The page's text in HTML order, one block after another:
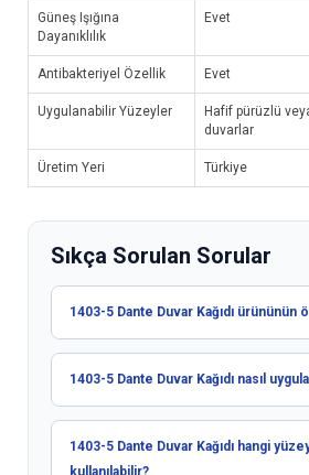
Güneş Işığına
Dayanıklılık
Evet
Antibakteriyel Özellik Evet
Uygulanabilir Yüzeyler
Hafif pürüzlü
duvarlar
Üretim Yeri Türkiye
Sıkça Sorulan Sorular
1403-5 Dante Duvar Kağıdı
1403-5 Dante Duvar Kağıdı nasıl
1403-5 Dante Duvar Kağıdı hangi
kullanılabilir?